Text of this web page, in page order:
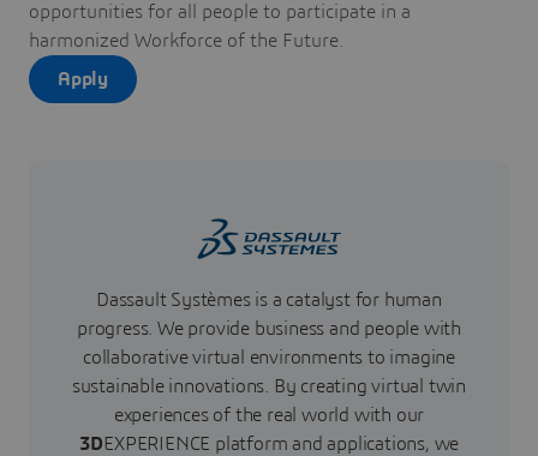
opportunities for all people to participate in a
harmonized Workforce of the Future.
Apply
Dassault Systèmes is a catalyst for human
progress. We provide business and people with
collaborative virtual environments to imagine
sustainable innovations. By creating virtual twin
experiences of the real world with our
3DEXPERIENCE platform and applications, we